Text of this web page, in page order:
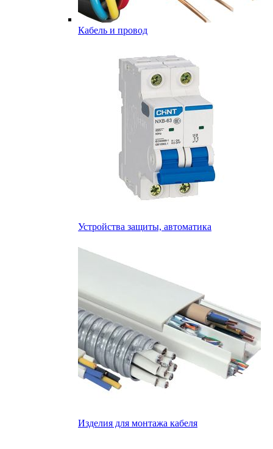
Кабель и провод
Устройства защиты, автоматика
Изделия для монтажа кабеля